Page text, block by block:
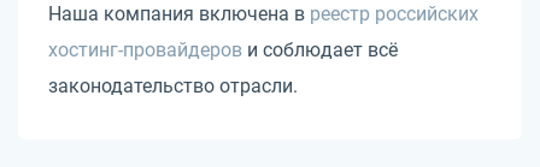
Наша компания включена в реестр российских
хостинг-провайдеров и соблюдает всё
законодательство отрасли.